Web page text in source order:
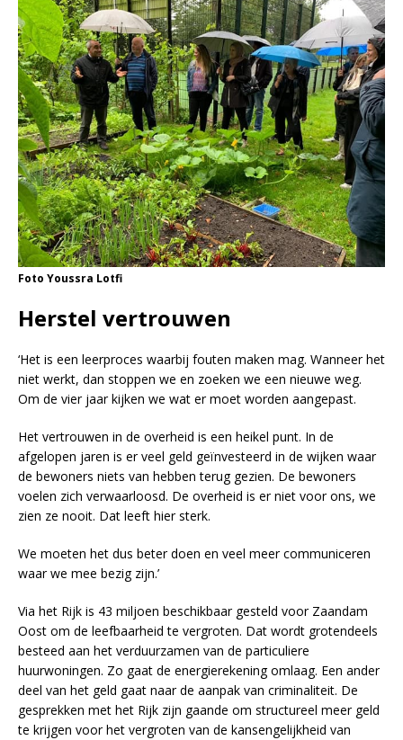
Foto Youssra Lotfi
Herstel vertrouwen
‘Het is een leerproces waarbij fouten maken mag. Wanneer het
niet werkt, dan stoppen we en zoeken we een nieuwe weg.
Om de vier jaar kijken we wat er moet worden aangepast.
Het vertrouwen in de overheid is een heikel punt. In de
afgelopen jaren is er veel geld geïnvesteerd in de wijken waar
de bewoners niets van hebben terug gezien. De bewoners
voelen zich verwaarloosd. De overheid is er niet voor ons, we
zien ze nooit. Dat leeft hier sterk.
We moeten het dus beter doen en veel meer communiceren
waar we mee bezig zijn.’
Via het Rijk is 43 miljoen beschikbaar gesteld voor Zaandam
Oost om de leefbaarheid te vergroten. Dat wordt grotendeels
besteed aan het verduurzamen van de particuliere
huurwoningen. Zo gaat de energierekening omlaag. Een ander
deel van het geld gaat naar de aanpak van criminaliteit. De
gesprekken met het Rijk zijn gaande om structureel meer geld
te krijgen voor het vergroten van de kansengelijkheid van